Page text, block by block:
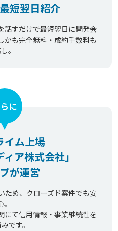
短翌日紹介
話すだけで最短翌日に開発会
かも完全無料・成約手数料も
。
イム上場
ィア株式会社」
が運営
に
ため、クローズド案件でも安
。
にて信用情報・事業継続性を
です。